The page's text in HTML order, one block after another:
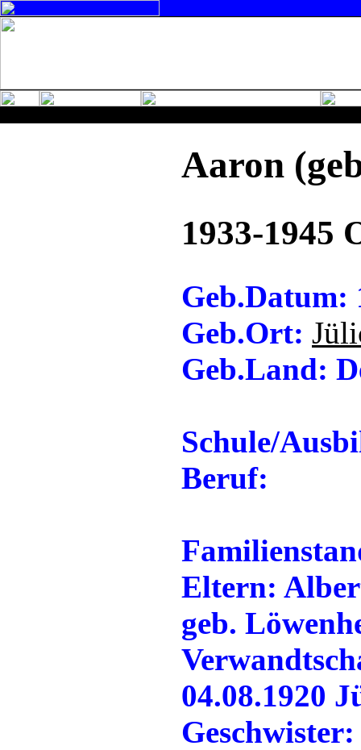
Aaron
1933-1945
Geb.Datum:
Geb.Ort:
Geb.Land:
Schule/
Beruf:
Eltern:
geb.
04.08.1920